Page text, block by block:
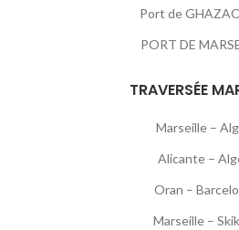
Port de
PORT DE
TRAVERSÉE
Marseille –
Alicante –
Oran –
Marseille –